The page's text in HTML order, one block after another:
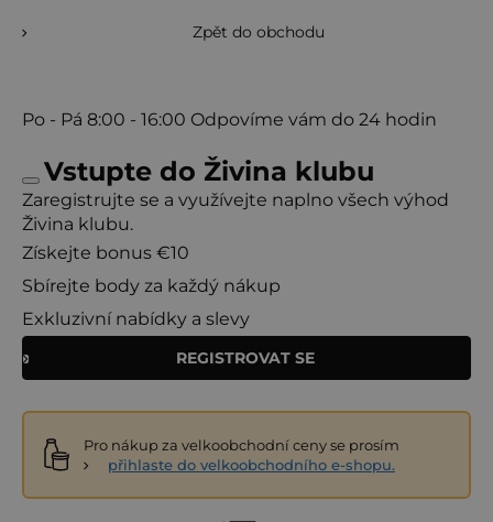
Zpět do obchodu
Po - Pá 8:00 - 16:00 Odpovíme vám do 24 hodin
Vstupte do Živina klubu
Zaregistrujte se a využívejte naplno všech výhod
Živina klubu.
Získejte bonus €10
Sbírejte body za každý nákup
Exkluzivní nabídky a slevy
REGISTROVAT SE
Pro nákup za velkoobchodní ceny se prosím
přihlaste do velkoobchodního e-shopu.